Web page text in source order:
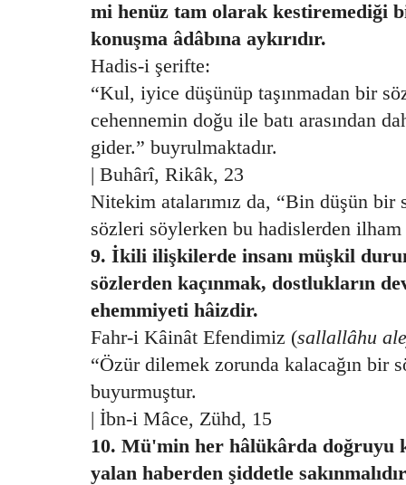
mi henüz tam olarak kestiremediği
konuşma âdâbına aykırıdır.
Hadis-i şerifte:
“Kul, iyice düşünüp taşınmadan bir
cehennemin doğu ile batı arasından
gider.” buyrulmaktadır.
| Buhârî, Rikâk, 23
Nitekim atalarımız da, “Bin düşün bir
sözleri söylerken bu hadislerden ilham
9. İkili ilişkilerde insanı müşkil
sözlerden kaçınmak, dostlukların
ehemmiyeti hâizdir.
Fahr-i Kâinât Efendimiz (sallallâhu
“Özür dilemek zorunda kalacağın bir
buyurmuştur.
| İbn-i Mâce, Zühd, 15
10. Mü'min her hâlükârda doğruyu
yalan haberden şiddetle